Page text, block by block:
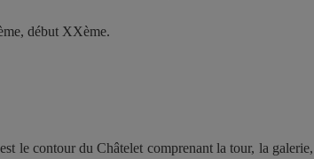
début XXème.
le contour du Châtelet comprenant la tour, la galerie,